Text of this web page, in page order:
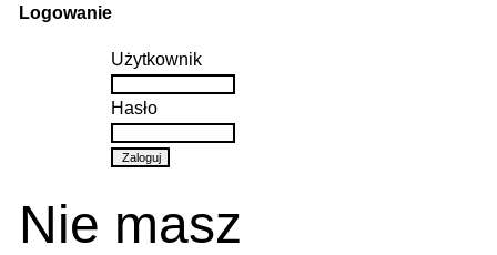
Logowanie
Użytkownik
Hasło
Nie masz